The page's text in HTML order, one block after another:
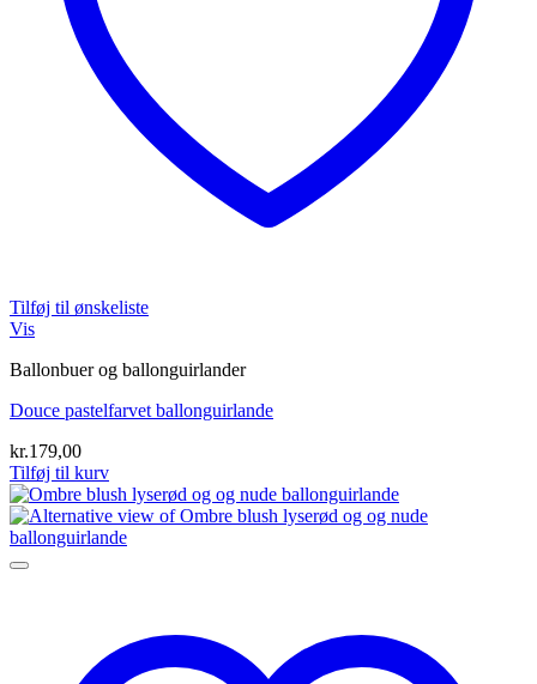
Tilføj til ønskeliste
Vis
Ballonbuer og ballonguirlander
Douce pastelfarvet ballonguirlande
kr.179,00
Tilføj til kurv